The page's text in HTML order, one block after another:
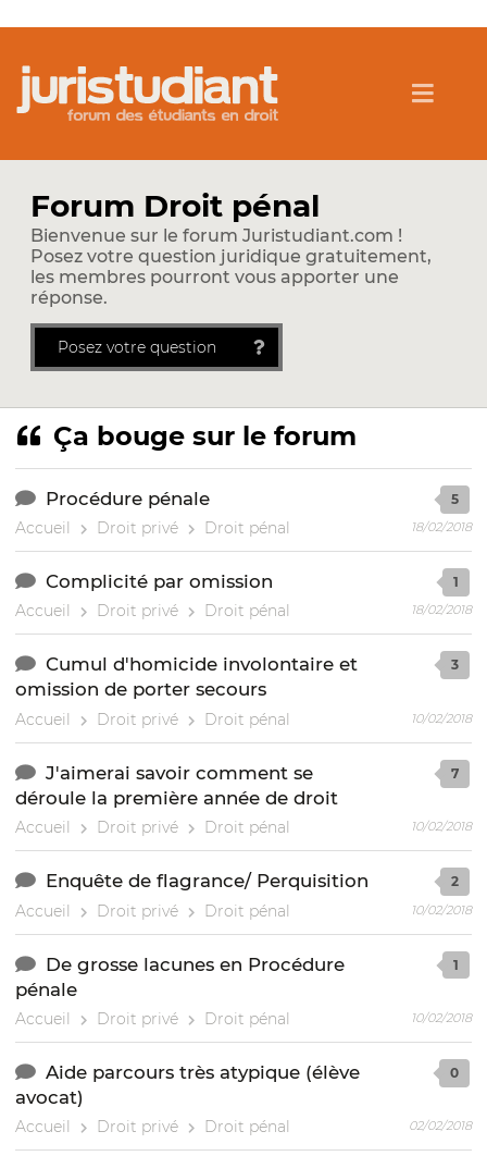
Forum Droit pénal
Bienvenue sur le forum Juristudiant.com !
Posez votre question juridique gratuitement,
les membres pourront vous apporter une
réponse.
Posez votre question
Ça bouge sur le forum
Procédure pénale
Accueil Droit privé Droit pénal
5
18/02/2018
Complicité par omission
Accueil Droit privé Droit pénal
1
18/02/2018
Cumul d'homicide involontaire et
omission de porter secours
Accueil Droit privé Droit pénal
3
10/02/2018
J'aimerai savoir comment se
déroule la première année de droit
Accueil Droit privé Droit pénal
7
10/02/2018
Enquête de flagrance/ Perquisition
Accueil Droit privé Droit pénal
2
10/02/2018
De grosse lacunes en Procédure
pénale
Accueil Droit privé Droit pénal
1
10/02/2018
Aide parcours très atypique (élève
avocat)
Accueil Droit privé Droit pénal
0
02/02/2018